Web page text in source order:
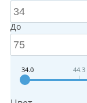
До
34.0 44.3